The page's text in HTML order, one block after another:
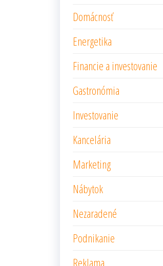
Domácnosť
Energetika
Financie a investovanie
Gastronómia
Investovanie
Kancelária
Marketing
Nábytok
Nezaradené
Podnikanie
Reklama